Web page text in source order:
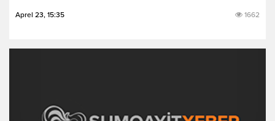
Aprel 23, 15:35 1662